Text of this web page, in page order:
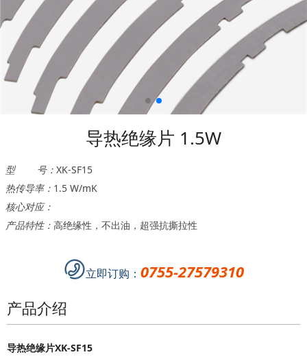
导热绝缘片 1.5W
型 号： XK-SF15
热传导率： 1.5 W/mK
核心对应：
产品特性： 高绝缘性，不出油，超强抗撕拉性
立即订购： 0755-27579310
产品介绍
导热绝缘片XK-SF15